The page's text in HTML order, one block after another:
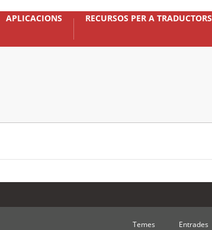
APLICACIONS RECURSOS PER A TRADUCTORS
Temes Entrades